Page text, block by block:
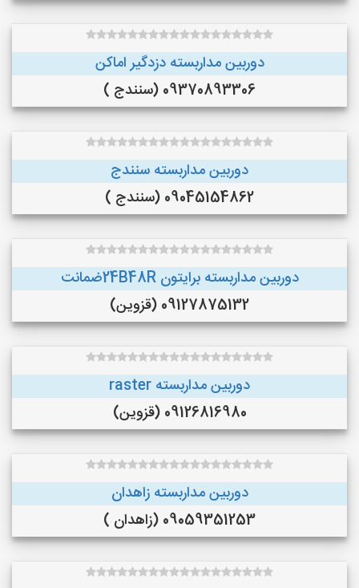
دوربین مداربسته دزدگیر اماکن
09370893306 (سنندج )
دوربین مداربسته سنندج
09045154862 (سنندج )
دوربین مداربسته برایتون 24B48Rضمانت
09127875132 (قزوین)
دوربین مداربسته raster
09126816980 (قزوین)
دوربین مداربسته زاهدان
09059351253 (زاهدان )